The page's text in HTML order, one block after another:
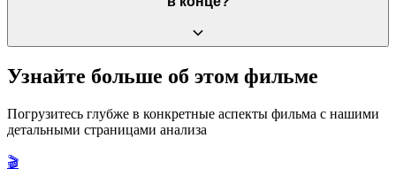
песня уже была классикой, но герои открывают её для себя
заново.
У него случился тяжелый нервный срыв и приступ
диссоциации после того, как Сэм уехала в колледж.
воспоминаний о тёте Хелен, с которыми его психика не
смогла справиться самостоятельно, что привело к
Узнайте больше об этом фильме
Погрузитесь глубже в конкретные аспекты фильма с нашими
детальными страницами анализа
🎬